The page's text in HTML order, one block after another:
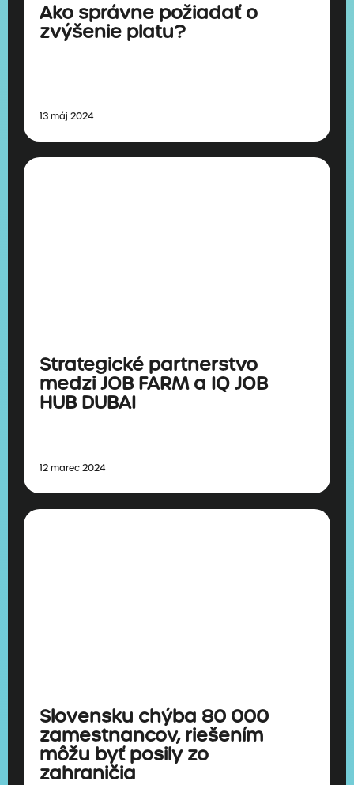
Ako správne požiadať o
zvýšenie platu?
13 máj 2024
Strategické partnerstvo
medzi JOB FARM a IQ JOB
HUB DUBAI
12 marec 2024
Slovensku chýba 80 000
zamestnancov, riešením
môžu byť posily zo
zahraničia